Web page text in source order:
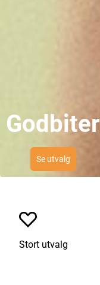
Godbiter
Se utvalg
Stort utvalg